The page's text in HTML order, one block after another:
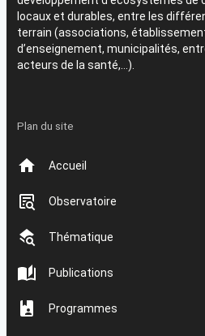
locaux et durables, entre les
terrain (associations,
d’enseignement, municipalités,
acteurs de la santé,…).
Plan du site
Accueil
Observatoire
Thématique
Publications
Programmes